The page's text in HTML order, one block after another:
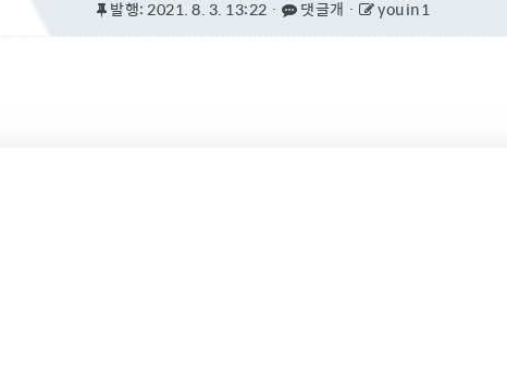
 발행: 2021. 8. 3. 13:22 ·  댓글개 ·  youin1